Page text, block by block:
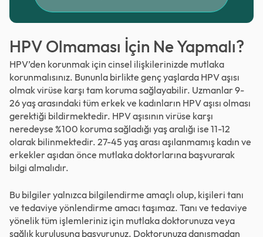
HPV Olmaması İçin Ne Yapmalı?
HPV’den korunmak için cinsel ilişkilerinizde mutlaka
korunmalısınız. Bununla birlikte genç yaşlarda HPV aşısı
olmak virüse karşı tam koruma sağlayabilir. Uzmanlar 9-
26 yaş arasındaki tüm erkek ve kadınların HPV aşısı olması
gerektiği bildirmektedir. HPV aşısının virüse karşı
neredeyse %100 koruma sağladığı yaş aralığı ise 11-12
olarak bilinmektedir. 27-45 yaş arası aşılanmamış kadın ve
erkekler aşıdan önce mutlaka doktorlarına başvurarak
bilgi almalıdır.
Bu bilgiler yalnızca bilgilendirme amaçlı olup, kişileri tanı
ve tedaviye yönlendirme amacı taşımaz. Tanı ve tedaviye
yönelik tüm işlemleriniz için mutlaka doktorunuza veya
sağlık kuruluşuna başvurunuz. Doktorunuza danışmadan